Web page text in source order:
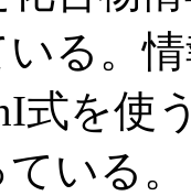
る。
式を使
いる。